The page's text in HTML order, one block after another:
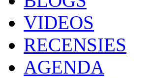
VIDEOS
RECENSIES
AGENDA